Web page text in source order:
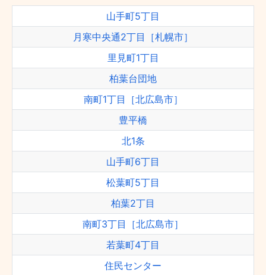
山手町5丁目
月寒中央通2丁目［札幌市］
里見町1丁目
柏葉台団地
南町1丁目［北広島市］
豊平橋
北1条
山手町6丁目
松葉町5丁目
柏葉2丁目
南町3丁目［北広島市］
若葉町4丁目
住民センター